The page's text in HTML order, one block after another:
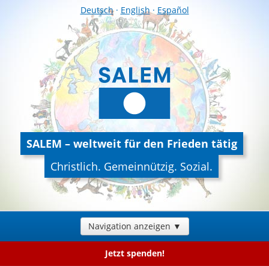
SALEM – weltweit für den Frieden tätig
Christlich. Gemeinnützig. Sozial.
Deutsch· English· Español
Navigation anzeigen ▼
Jetzt spenden!